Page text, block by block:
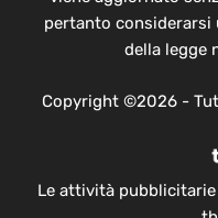
pertanto
della legge
Copyright ©2026 -
Le attività